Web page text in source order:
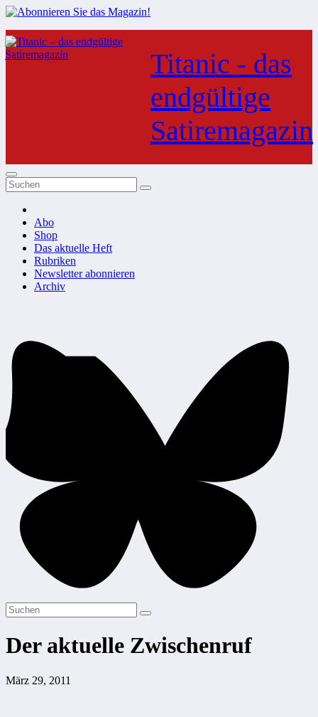
Zum
Inhalt
springen
Titanic - das
endgültige
Satiremagazin
Abo
Shop
Das aktuelle Heft
Rubriken
Newsletter abonnieren
Archiv
Der aktuelle Zwischenruf
März 29, 2011